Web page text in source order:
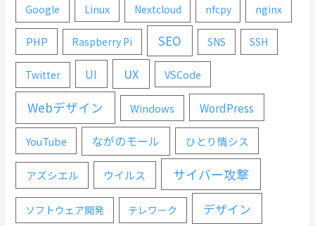
Google Linux Nextcloud nfcpy nginx
PHP Raspberry Pi SEO SNS SSH
Twitter UI UX VSCode
Webデザイン Windows WordPress
YouTube ながのモール ひとり情シス
アズシエル ウイルス サイバー攻撃
ソフトウェア開発 テレワーク デザイン